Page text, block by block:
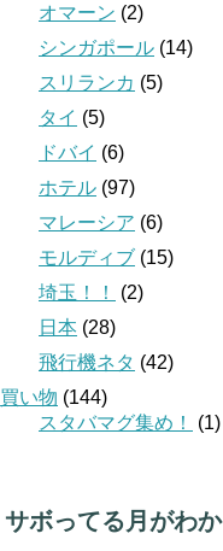
オマーン (2)
シンガポール (14)
スリランカ (5)
タイ (5)
ドバイ (6)
ホテル (97)
マレーシア (6)
モルディブ (15)
埼玉！！
(2)
日本 (28)
飛行機ネタ (42)
買い物 (144)
スタバマグ集め！
(1)
サボってる月がわか